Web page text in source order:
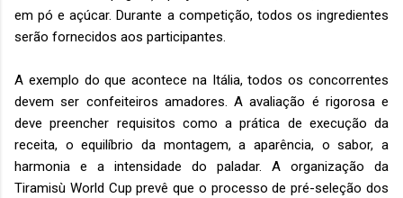
em pó e açúcar. Durante a competição, todos os ingredientes
serão fornecidos aos participantes.
A exemplo do que acontece na Itália, todos os concorrentes
devem ser confeiteiros amadores. A avaliação é rigorosa e
deve preencher requisitos como a prática de execução da
receita, o equilíbrio da montagem, a aparência, o sabor, a
harmonia e a intensidade do paladar. A organização da
Tiramisù World Cup prevê que o processo de pré-seleção dos